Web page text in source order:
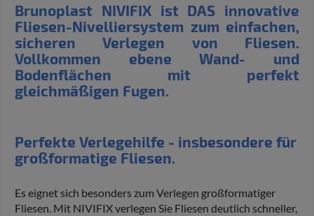
Brunoplast NIVIFIX ist DAS innovative
Fliesen-Nivelliersystem zum einfachen,
sicheren Verlegen von Fliesen.
Vollkommen ebene Wand- und
Bodenflächen mit perfekt
gleichmäßigen Fugen.
Perfekte Verlegehilfe - insbesondere für
großformatige Fliesen.
Es eignet sich besonders zum Verlegen großformatiger
Fliesen. Mit NIVIFIX verlegen Sie Fliesen deutlich schneller,